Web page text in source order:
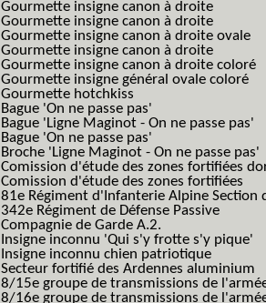
Gourmette insigne canon à droite
Gourmette insigne canon à droite
Gourmette insigne canon à droite ovale
Gourmette insigne canon à droite
Gourmette insigne canon à droite coloré
Gourmette insigne général ovale coloré
Gourmette hotchkiss
Bague 'On ne passe pas'
Bague 'Ligne Maginot - On ne passe pas'
Bague 'On ne passe pas'
Broche 'Ligne Maginot - On ne passe pas'
Comission d'étude des zones fortifiées
Comission d'étude des zones fortifiées
81e Régiment d'Infanterie Alpine Section
342e Régiment de Défense Passive
Compagnie de Garde A.2.
Insigne inconnu 'Qui s'y frotte s'y pique'
Insigne inconnu chien patriotique
Secteur fortifié des Ardennes aluminium
8/15e groupe de transmissions de
8/16e groupe de transmissions de